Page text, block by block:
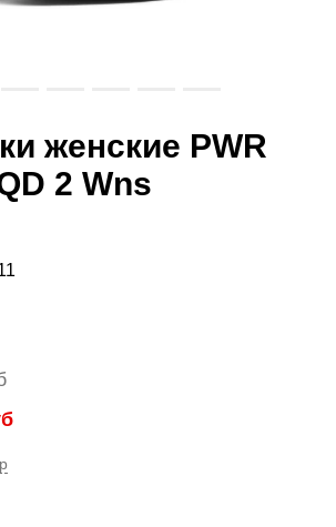
женские PWR
2 Wns